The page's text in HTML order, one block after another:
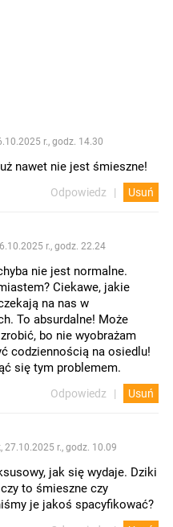
r., godz. 14.30
nawet nie jest śmieszne!
Odpowiedz Usuń
r., godz. 22.24
nie jest normalne.
Ciekawe, jakie
na nas w
To absurdalne! Może
bo nie wyobrażam
codziennością na osiedlu!
się tym problemem.
Odpowiedz Usuń
27.10.2025 r., godz. 10.09
jak się wydaje. Dziki
to śmieszne czy
je jakoś spacyfikować?